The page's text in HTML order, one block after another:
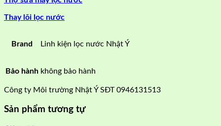
Thay lõi lọc nước
Brand Linh kiện lọc nước Nhật Ý
Bảo hành không bảo hành
Công ty Môi trường Nhật Ý SĐT 0946131513
Sản phẩm tương tự